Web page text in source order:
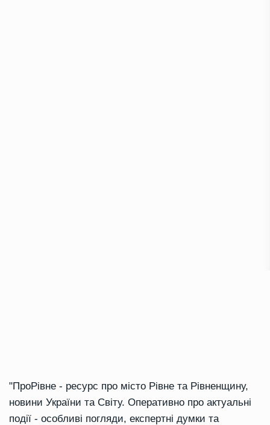
"ПроРівне - ресурс про місто Рівне та Рівненщину,
новини України та Світу. Оперативно про актуальні
події - особливі погляди, експертні думки та